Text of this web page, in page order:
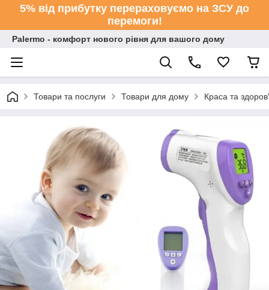
5% від прибутку перераховуємо на ЗСУ до
перемоги!
Palermo - комфорт нового рівня для вашого дому
Товари та послуги Товари для дому Краса та